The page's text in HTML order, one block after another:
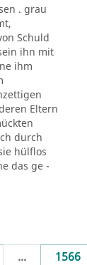
. grau
Schuld
ihn mit
ihm
Eltern
durch
hülflos
das ge -
... 1566